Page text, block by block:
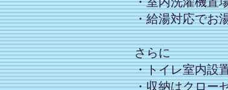
・給湯対応でお
さらに
・トイレ室内設
・収納はクロー